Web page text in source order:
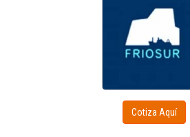
Cotiza Aquí